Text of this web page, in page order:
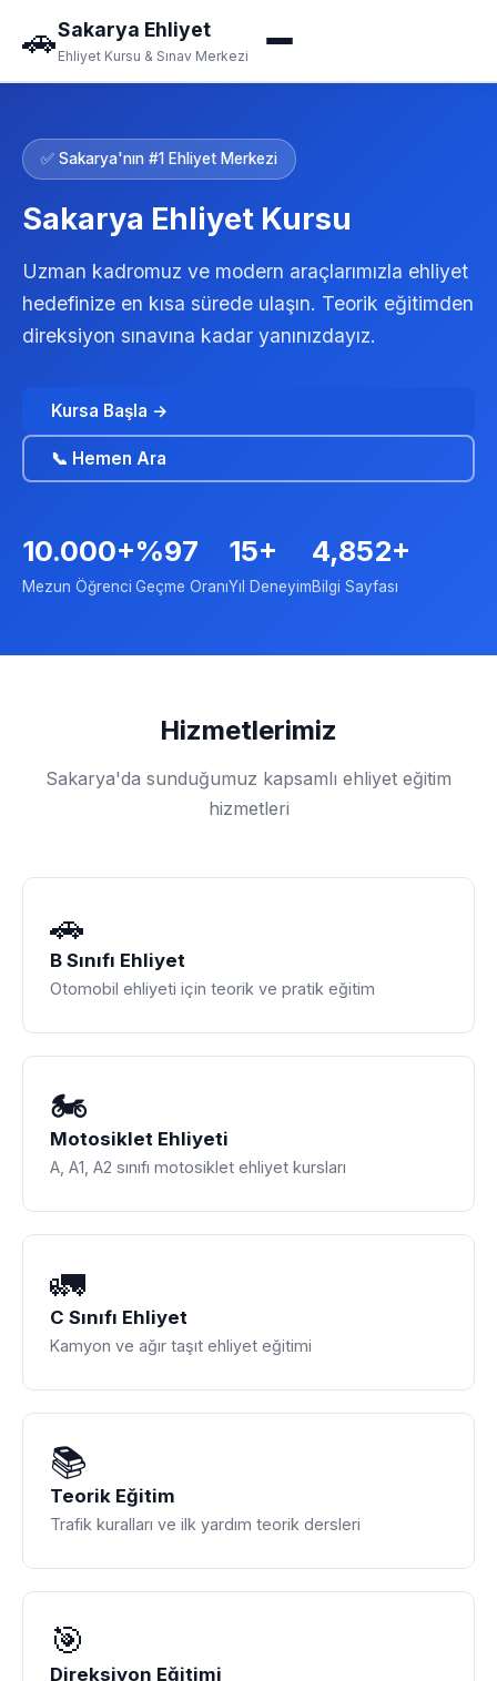
🚗Sakarya Ehliyet
Ehliyet Kursu & Sınav Merkezi
✅ Sakarya'nın #1 Ehliyet Merkezi
Sakarya Ehliyet Kursu
Uzman kadromuz ve modern araçlarımızla ehliyet
hedefinize en kısa sürede ulaşın. Teorik eğitimden
direksiyon sınavına kadar yanınızdayız.
Kursa Başla →
📞 Hemen Ara
10.000+
Mezun Öğrenci
%97
Geçme Oranı
15+
Yıl Deneyim
4,852+
Bilgi Sayfası
Hizmetlerimiz
Sakarya'da sunduğumuz kapsamlı ehliyet eğitim
hizmetleri
🚗
B Sınıfı Ehliyet
Otomobil ehliyeti için teorik ve pratik eğitim
🏍️
Motosiklet Ehliyeti
A, A1, A2 sınıfı motosiklet ehliyet kursları
🚛
C Sınıfı Ehliyet
Kamyon ve ağır taşıt ehliyet eğitimi
📚
Teorik Eğitim
Trafik kuralları ve ilk yardım teorik dersleri
🎯
Direksiyon Eğitimi